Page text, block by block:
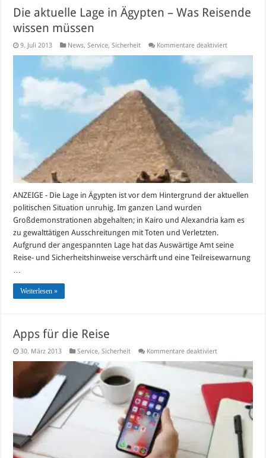
Die aktuelle Lage in Ägypten – Was Reisende
wissen müssen
9. Juli 2013 News,Service,Sicherheit Kommentare deaktiviertfür
in
Ägypten
wissen
ANZEIGE - Die Lage in Ägypten ist vor dem Hintergrund der aktuellen
politischen Situation unruhig. Im ganzen Land wurden
Großdemonstrationen abgehalten; in Kairo und Alexandria kam es
zu gewalttätigen Ausschreitungen mit Toten und Verletzten.
Aufgrund der angespannten Lage hat das Auswärtige Amt seine
Reise- und Sicherheitshinweise verschärft und eine Teilreisewarnung
Weiterlesen »
Apps für die Reise
30. März 2013 Service,Sicherheit Kommentare deaktiviertfür
für
die
Reise